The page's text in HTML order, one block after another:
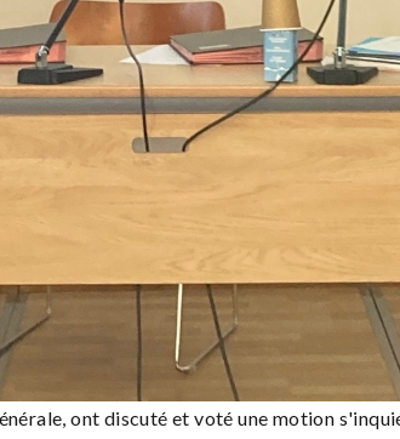
ont discuté et voté une motion